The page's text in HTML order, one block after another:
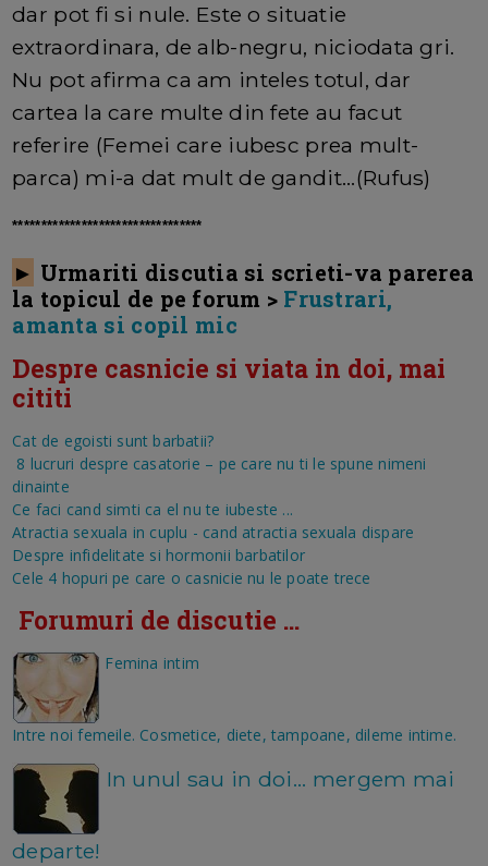
dar pot fi si nule. Este o situatie
extraordinara, de alb-negru, niciodata gri.
Nu pot afirma ca am inteles totul, dar
cartea la care multe din fete au facut
referire (Femei care iubesc prea mult-
parca) mi-a dat mult de gandit...(Rufus)
*********************************
► Urmariti discutia si scrieti-va parerea
la topicul de pe forum > Frustrari,
amanta si copil mic
Despre casnicie si viata in doi, mai
cititi
Cat de egoisti sunt barbatii?
8 lucruri despre casatorie – pe care nu ti le spune nimeni
dinainte
Ce faci cand simti ca el nu te iubeste ...
Atractia sexuala in cuplu - cand atractia sexuala dispare
Despre infidelitate si hormonii barbatilor
Cele 4 hopuri pe care o casnicie nu le poate trece
Forumuri de discutie ...
Femina intim
Intre noi femeile. Cosmetice, diete, tampoane, dileme intime.
In unul sau in doi... mergem mai
departe!